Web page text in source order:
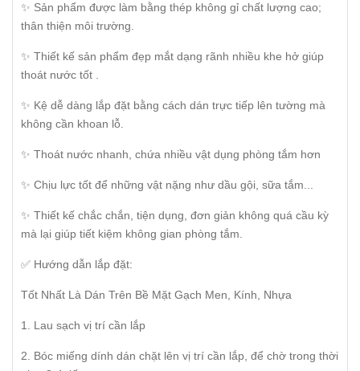
✨ Sản phẩm được làm bằng thép không gỉ chất lượng cao;
thân thiện môi trường.
✨ Thiết kế sản phẩm đẹp mắt dạng rãnh nhiều khe hở giúp
thoát nước tốt .
✨ Kệ dễ dàng lắp đặt bằng cách dán trực tiếp lên tường mà
không cần khoan lỗ.
✨ Thoát nước nhanh, chứa nhiều vật dụng phòng tắm hơn
✨ Chịu lực tốt để những vật nặng như dầu gội, sữa tắm...
✨ Thiết kế chắc chắn, tiện dụng, đơn giản không quá cầu kỳ
mà lại giúp tiết kiệm không gian phòng tắm.
✅ Hướng dẫn lắp đặt:
Tốt Nhất Là Dán Trên Bề Mặt Gạch Men, Kính, Nhựa
1. Lau sạch vị trí cần lắp
2. Bóc miếng dính dán chặt lên vị trí cần lắp, để chờ trong thời